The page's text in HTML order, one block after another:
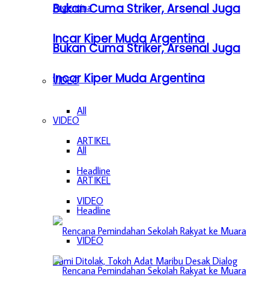
Bukan Cuma Striker, Arsenal Juga
Incar Kiper Muda Argentina
VIDEO
All
ARTIKEL
Headline
VIDEO
Bukan Cuma Striker, Arsenal Juga
Incar Kiper Muda Argentina
VIDEO
All
ARTIKEL
Headline
VIDEO